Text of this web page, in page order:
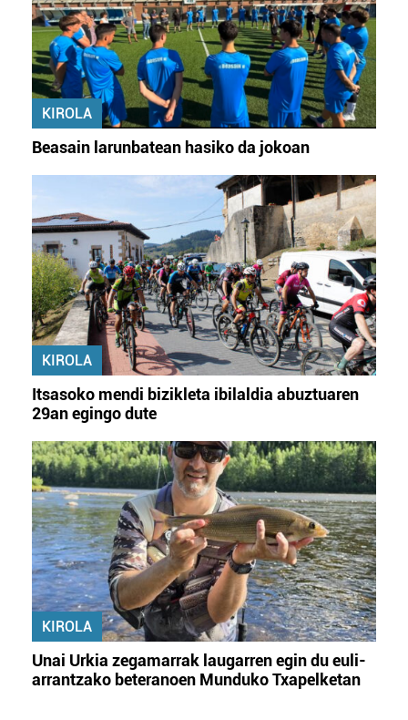
KIROLA
Beasain larunbatean hasiko da jokoan
KIROLA
Itsasoko mendi bizikleta ibilaldia abuztuaren
29an egingo dute
KIROLA
Unai Urkia zegamarrak laugarren egin du euli-
arrantzako beteranoen Munduko Txapelketan